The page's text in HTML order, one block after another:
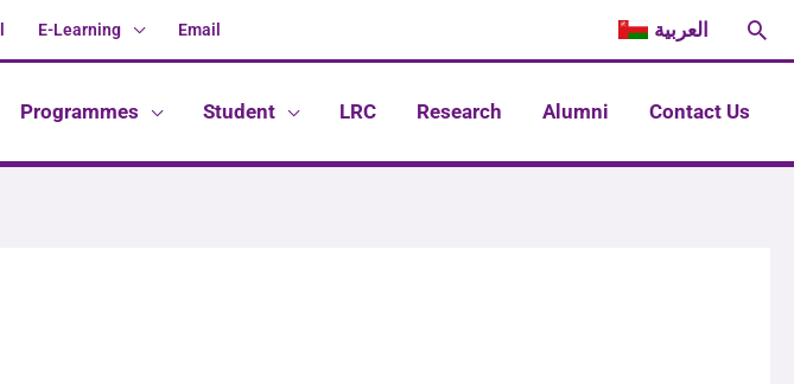
E-Learning Email العربية
Programmes Student LRC Research Alumni Contact Us